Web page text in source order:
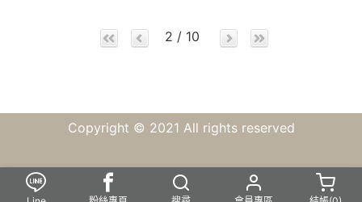
2 / 10
Copyright © 2021 All rights reserved